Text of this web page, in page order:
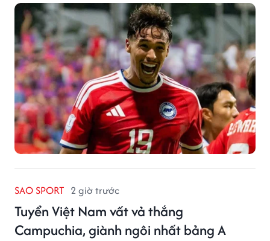
SAO SPORT 2 giờ trước
Tuyển Việt Nam vất vả thắng
Campuchia, giành ngôi nhất bảng A